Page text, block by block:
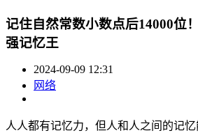
记住自然常数小数点后14000位
强记忆王
2024-09-09 12:31
网络
人人都有记忆力，但人和人之间的记